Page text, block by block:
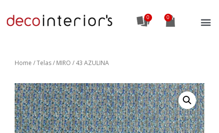
0
Home /Telas/ MIRO / 43 AZULINA